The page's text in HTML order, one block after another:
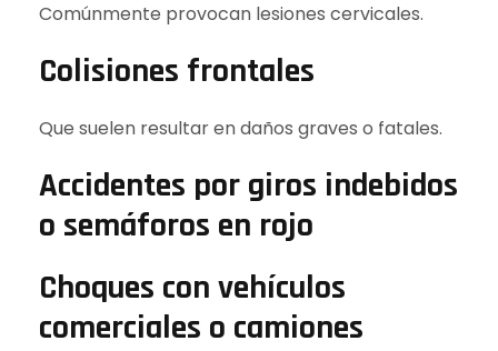
Comúnmente provocan lesiones cervicales.
Colisiones frontales
Que suelen resultar en daños graves o fatales.
Accidentes por giros indebidos
o semáforos en rojo
Choques con vehículos
comerciales o camiones